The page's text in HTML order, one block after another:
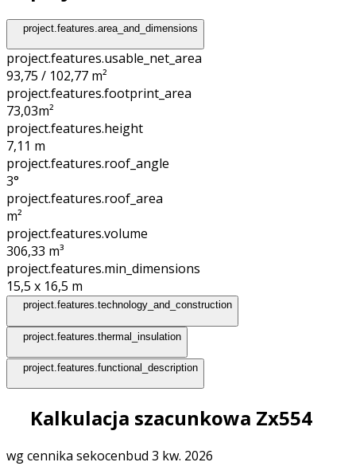
project.features.area_and_dimensions
project.features.usable_net_area
93,75 / 102,77 m²
project.features.footprint_area
73,03m²
project.features.height
7,11 m
project.features.roof_angle
3°
project.features.roof_area
m²
project.features.volume
306,33 m³
project.features.min_dimensions
15,5 x 16,5 m
project.features.technology_and_construction
project.features.thermal_insulation
project.features.functional_description
Kalkulacja szacunkowa Zx554
wg cennika sekocenbud 3 kw. 2026